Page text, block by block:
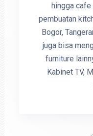
hingga
pembuatan
Bogor,
juga bisa
furniture
Kabinet TV,